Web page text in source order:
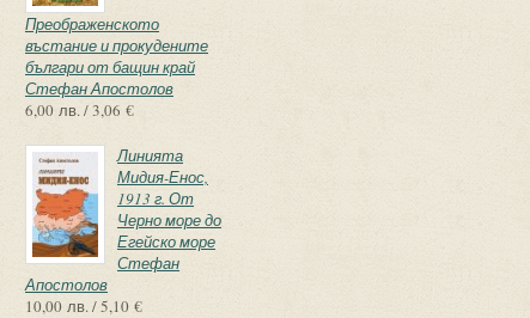
Преображенското
въстание и прокудените
българи от бащин край
Стефан Апостолов
6,00 лв. / 3,06 €
Линията
Мидия-Енос,
1913 г. От
Черно море до
Егейско море
Стефан
Апостолов
10,00 лв. / 5,10 €